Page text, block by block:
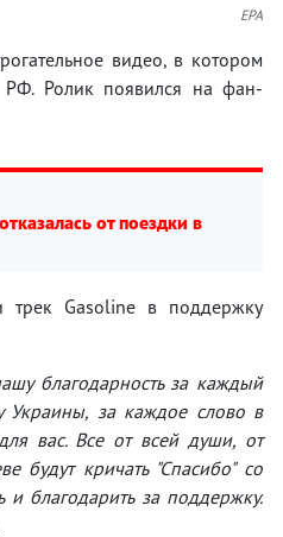
EPA
видео, в котором
РФ. Ролик появился на фан-
от поездки в
трек Gasoline в поддержку
благодарность за каждый
Украины, за каждое слово в
вас. Все от всей души, от
кричать "Спасибо" со
благодарить за поддержку.